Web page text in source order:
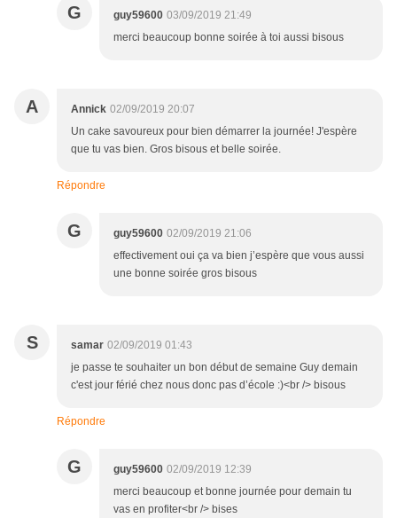
G guy59600 03/09/2019 21:49
merci beaucoup bonne soirée à toi aussi bisous
A Annick 02/09/2019 20:07
Un cake savoureux pour bien démarrer la journée! J'espère
que tu vas bien. Gros bisous et belle soirée.
Répondre
G guy59600 02/09/2019 21:06
effectivement oui ça va bien j’espère que vous aussi
une bonne soirée gros bisous
S samar 02/09/2019 01:43
je passe te souhaiter un bon début de semaine Guy demain
c'est jour férié chez nous donc pas d’école :)<br /> bisous
Répondre
G guy59600 02/09/2019 12:39
merci beaucoup et bonne journée pour demain tu
vas en profiter<br /> bises